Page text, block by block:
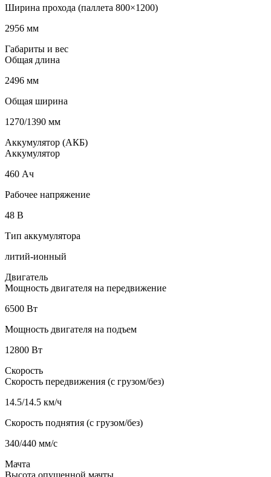
Ширина прохода (паллета 800×1200)
2956 мм
Габариты и вес
Общая длина
2496 мм
Общая ширина
1270/1390 мм
Аккумулятор (АКБ)
Аккумулятор
460 Ач
Рабочее напряжение
48 В
Тип аккумулятора
литий-ионный
Двигатель
Мощность двигателя на передвижение
6500 Вт
Мощность двигателя на подъем
12800 Вт
Скорость
Скорость передвижения (с грузом/без)
14.5/14.5 км/ч
Скорость поднятия (с грузом/без)
340/440 мм/с
Мачта
Высота опущенной мачты